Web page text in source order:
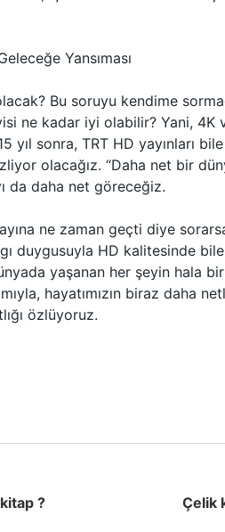
Yansıması
Bu soruyu kendime
ne kadar iyi olabilir? Yani, 4K
yıl sonra, TRT HD yayınları
olacağız. “Daha net bir
da daha net göreceğiz.
ne zaman geçti diye
duygusuyla HD kalitesinde
yaşanan her şeyin hala
hayatımızın biraz daha
özlüyoruz.
? Çelik